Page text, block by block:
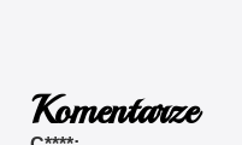
Komentarze